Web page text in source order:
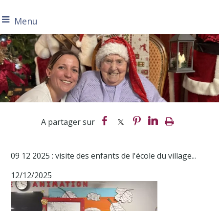
Menu
09 12 2025 : visite des enfants de l'école du village...
12/12/2025